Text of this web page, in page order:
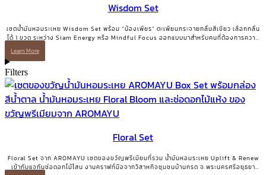
Wisdom Set
เซตน้ำมันหอมระเหย Wisdom Set พร้อม “น้องเพียร” ตะเพียนกระจายกลิ่นสีเขียว เลือกกลิ่น
ได้ 1 ขวด ระหว่าง Siam Energy หรือ Mindful Focus ออกแบบมาสำหรับคนที่ต้องการความ
Learn More
Filters
Floral Set
Floral Set จาก AROMAYU เซตของขวัญพรีเมียมที่รวม น้ำมันหอมระเหย Uplift & Renew
เข้ากับแจกันช่อดอกไม้โสน งานคราฟท์มือจากวิสาหกิจชุมชนบ้านกรด จ.พระนครศรีอยุธยา